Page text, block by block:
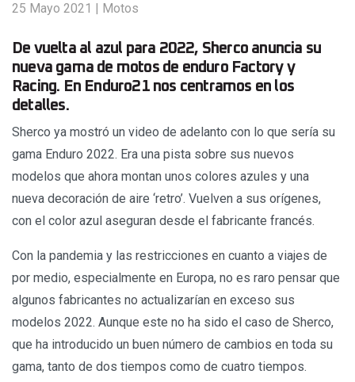
25 Mayo 2021 | Motos
De vuelta al azul para 2022, Sherco anuncia su
nueva gama de motos de enduro Factory y
Racing. En Enduro21 nos centramos en los
detalles.
Sherco ya mostró un video de adelanto con lo que sería su
gama Enduro 2022. Era una pista sobre sus nuevos
modelos que ahora montan unos colores azules y una
nueva decoración de aire ‘retro’. Vuelven a sus orígenes,
con el color azul aseguran desde el fabricante francés.
Con la pandemia y las restricciones en cuanto a viajes de
por medio, especialmente en Europa, no es raro pensar que
algunos fabricantes no actualizarían en exceso sus
modelos 2022. Aunque este no ha sido el caso de Sherco,
que ha introducido un buen número de cambios en toda su
gama, tanto de dos tiempos como de cuatro tiempos.